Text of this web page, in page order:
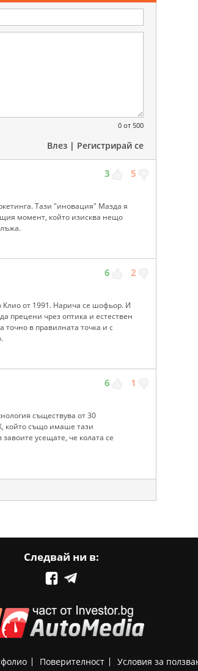
0 от 500
Влез | Регистрирай се
3 5
Тази "иновация" Мазда я
момент, който изисква нещо
6 2
Клио от 1991. Нарича се шофьор. И
прецени чрез оптика и естествен
точно в правилната точка и с
6 1
съществува от 30
който също имаше тази
усещате, че колата се
Следвай ни в:
Поверителност Условия за